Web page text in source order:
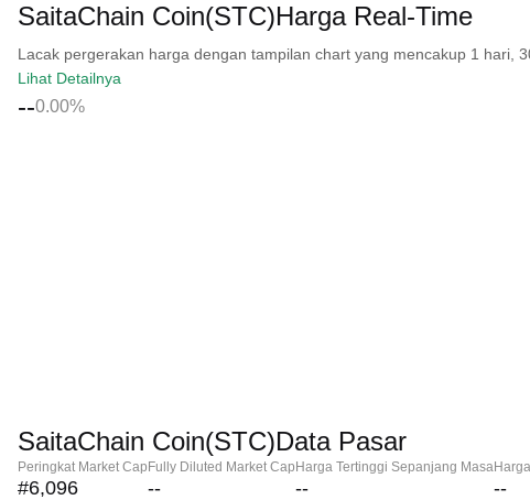
SaitaChain Coin(STC)Harga Real-Time
Lacak pergerakan harga dengan tampilan chart yang mencakup 1 hari,
Lihat Detailnya
--0.00%
SaitaChain Coin(STC)Data Pasar
Peringkat Market Cap
#6,096
Fully Diluted Market Cap
--
Harga Tertinggi Sepanjang Masa
-- --